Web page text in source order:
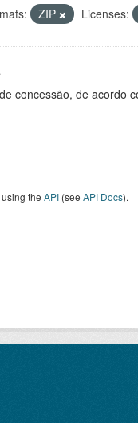
ZIP Licenses:
concessão, de acordo
the API (see API Docs).